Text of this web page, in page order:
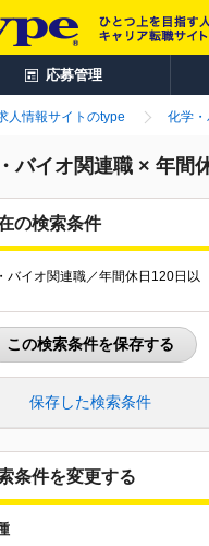
応募管理
人情報サイトのtype 化学
バイオ関連職 × 年間
の検索条件
バイオ関連職／年間休日120日以
この検索条件を保存する
保存した検索条件
条件を変更する